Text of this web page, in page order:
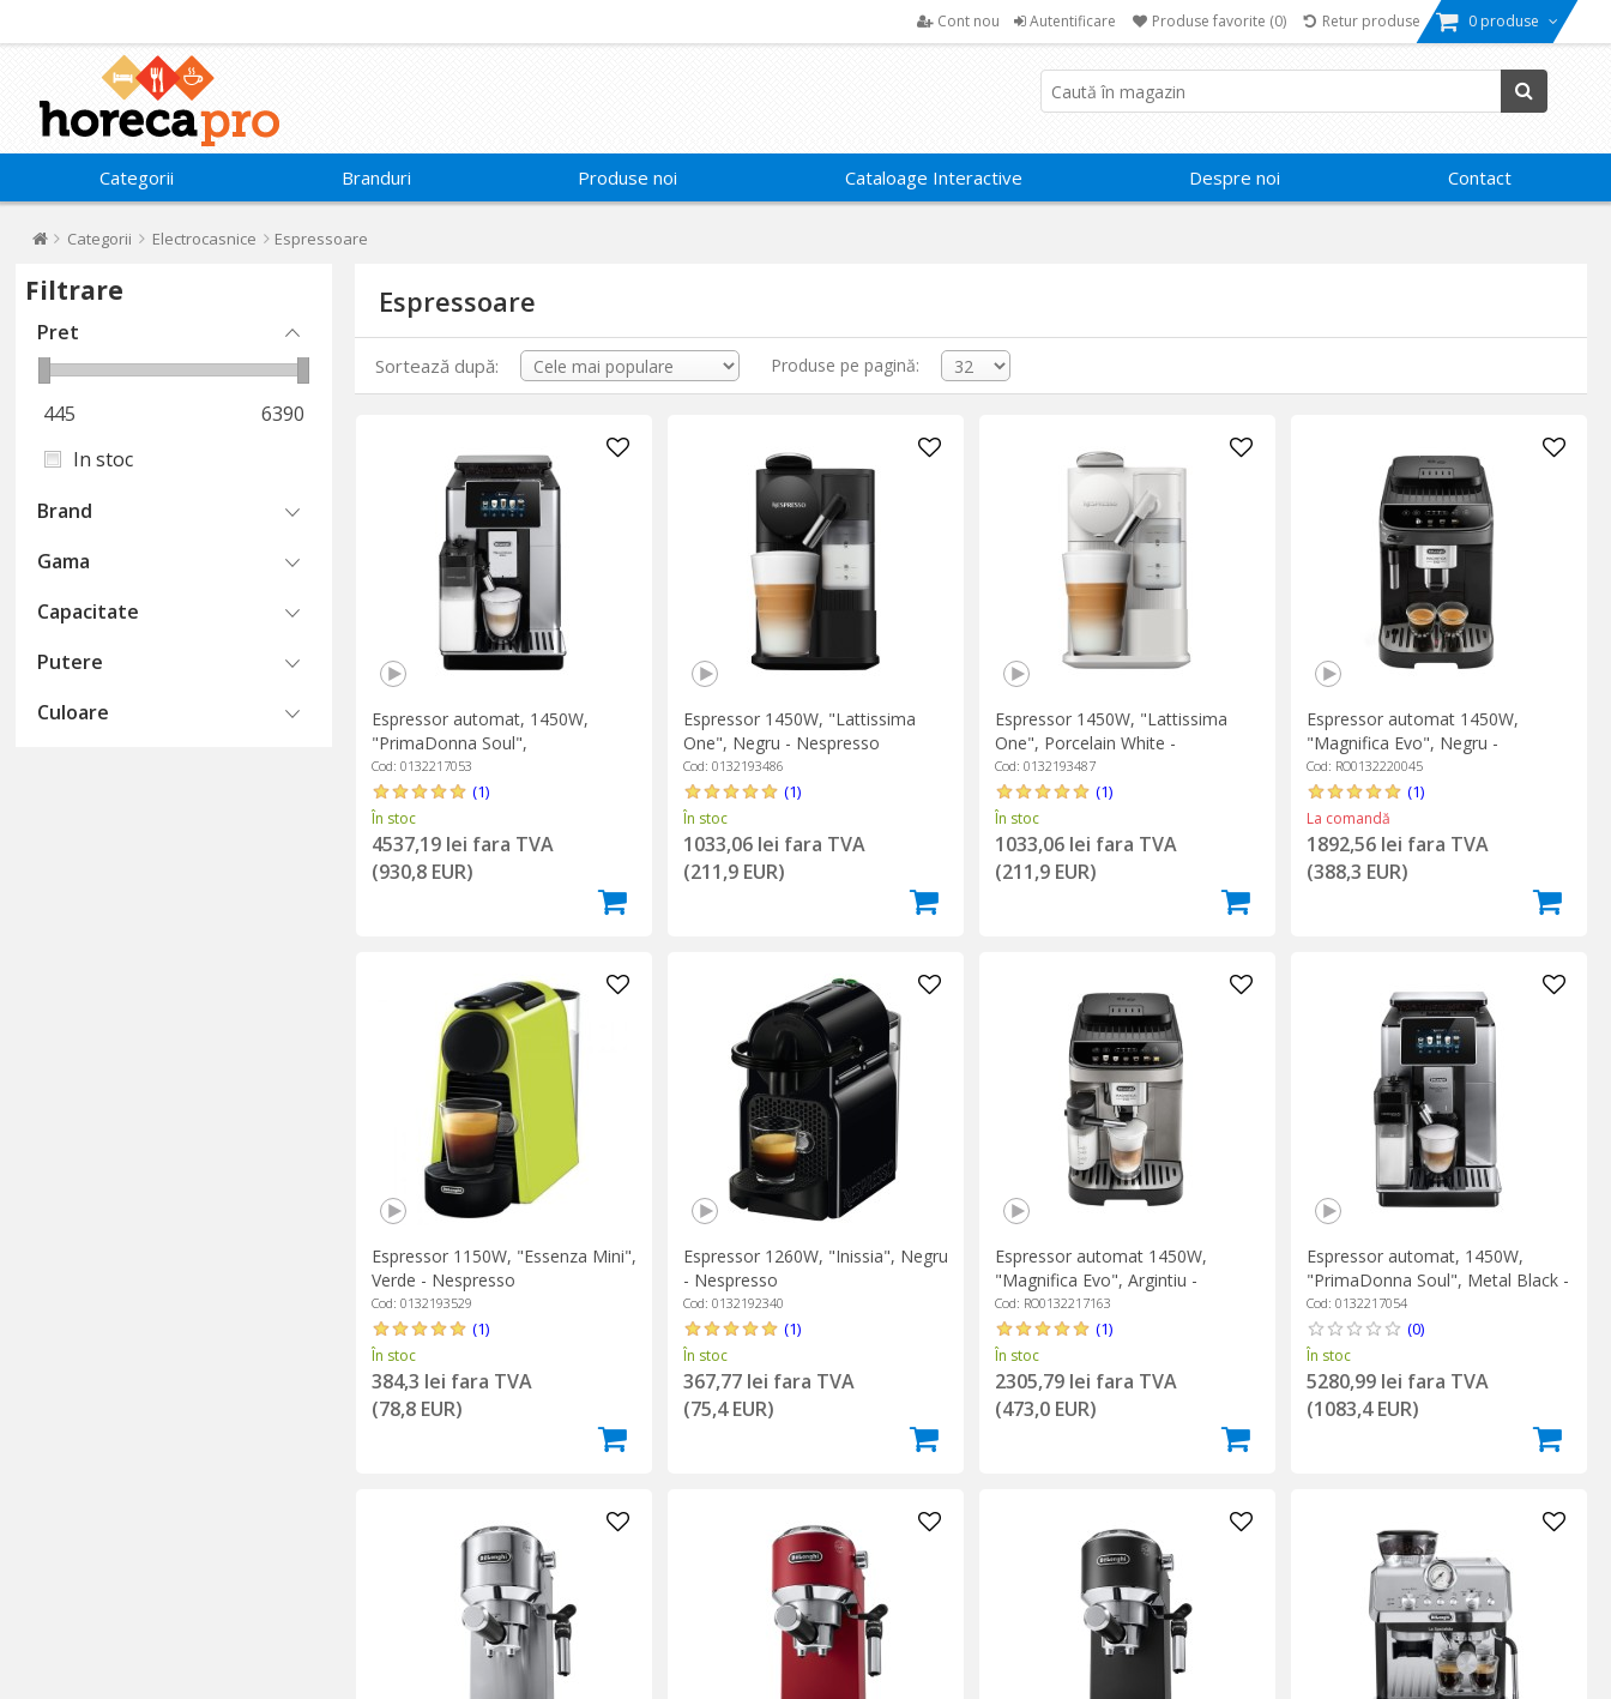
Cont nou Autentificare Produse favorite (0) Retur produse 0 produse
Categorii Branduri Produse noi Cataloage Interactive Despre noi Contact
Categorii Electrocasnice Espressoare
Filtrare
Pret
445
6390
In stoc
Brand
Gama
Capacitate
Putere
Culoare
Espressoare
Sortează după: Produse pe pagină:
Espressor automat, 1450W,
"PrimaDonna Soul",
Argintiu/Negru - DeLonghi
Cod: 0132217053
(1)
În stoc
4537,19 lei fara TVA
(930,8 EUR)
Espressor 1450W, "Lattissima
One", Negru - Nespresso
Cod: 0132193486
(1)
În stoc
1033,06 lei fara TVA
(211,9 EUR)
Espressor 1450W, "Lattissima
One", Porcelain White -
Nespresso
Cod: 0132193487
(1)
În stoc
1033,06 lei fara TVA
(211,9 EUR)
Espressor automat 1450W,
"Magnifica Evo", Negru -
DeLonghi
Cod: RO0132220045
(1)
La comandă
1892,56 lei fara TVA
(388,3 EUR)
Espressor 1150W, "Essenza Mini",
Verde - Nespresso
Cod: 0132193529
(1)
În stoc
384,3 lei fara TVA
(78,8 EUR)
Espressor 1260W, "Inissia", Negru
- Nespresso
Cod: 0132192340
(1)
În stoc
367,77 lei fara TVA
(75,4 EUR)
Espressor automat 1450W,
"Magnifica Evo", Argintiu -
DeLonghi
Cod: RO0132217163
(1)
În stoc
2305,79 lei fara TVA
(473,0 EUR)
Espressor automat, 1450W,
"PrimaDonna Soul", Metal Black -
DeLonghi
Cod: 0132217054
(0)
În stoc
5280,99 lei fara TVA
(1083,4 EUR)